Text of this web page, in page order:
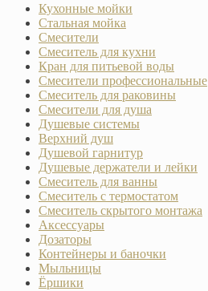
Кухонные мойки
Стальная мойка
Смесители
Смеситель для кухни
Кран для питьевой воды
Смесители профессиональные
Смеситель для раковины
Смесители для душа
Душевые системы
Верхний душ
Душевой гарнитур
Душевые держатели и лейки
Смеситель для ванны
Смеситель с термостатом
Смеситель скрытого монтажа
Аксессуары
Дозаторы
Контейнеры и баночки
Мыльницы
Ёршики